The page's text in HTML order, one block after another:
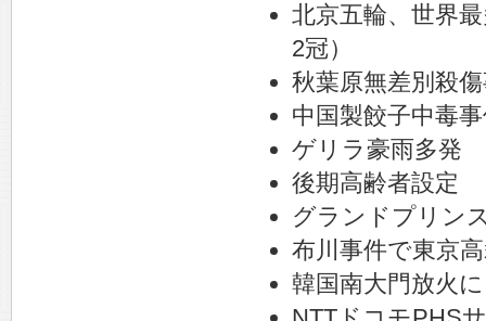
北京五輪、世界
2冠）
秋葉原無差別殺
中国製餃子中毒
ゲリラ豪雨多発
後期高齢者設定
グランドプリン
布川事件で東京
韓国南大門放火